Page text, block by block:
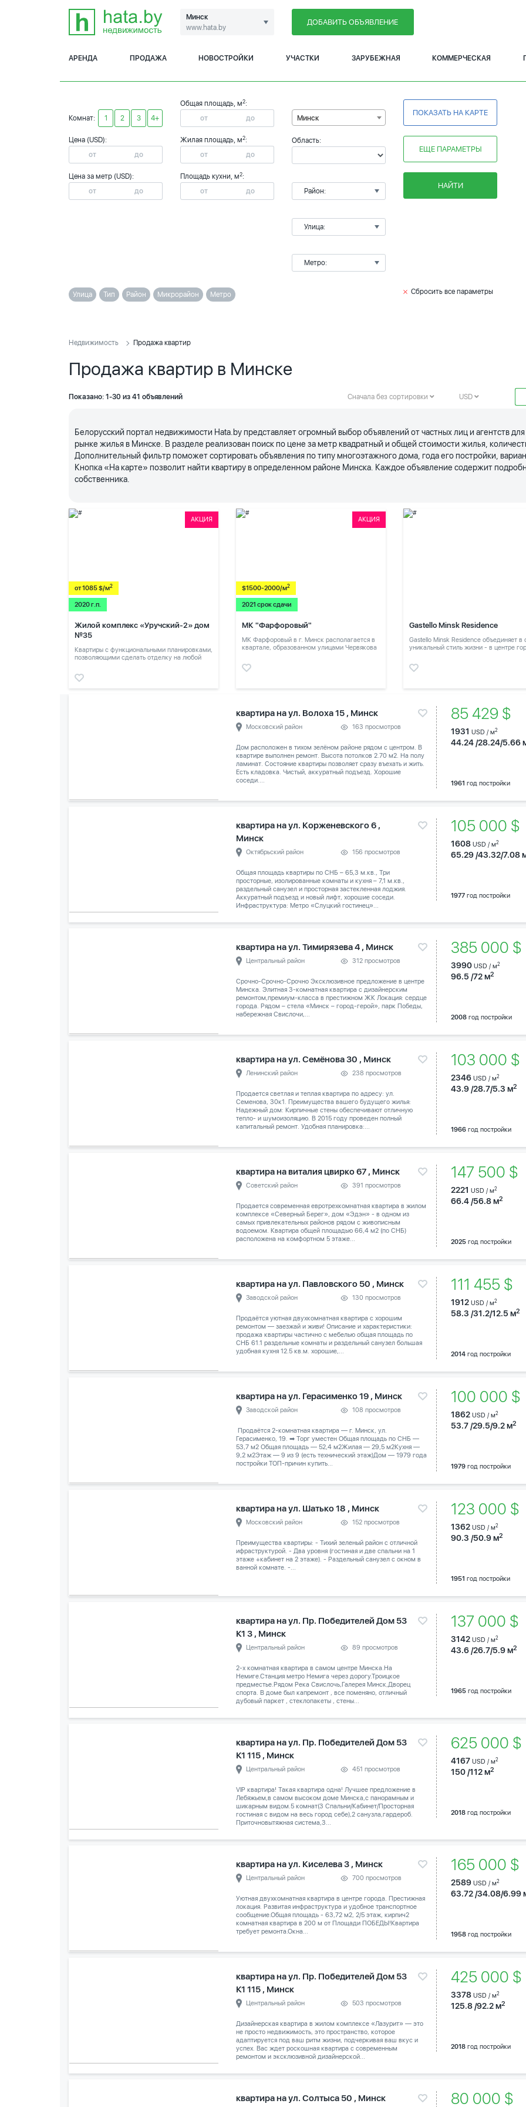
Минск
www.hata.by
ДОБАВИТЬ ОБЪЯВЛЕНИЕ
АРЕНДА ПРОДАЖА НОВОСТРОЙКИ УЧАСТКИ ЗАРУБЕЖНАЯ КОММЕРЧЕСКАЯ
Комнат: 1 2 3 4+
Цена (USD):
Цена за метр (USD):
Общая площадь, м2:
Жилая площадь, м2:
Площадь кухни, м2:
Минск
Область:
Район:
Улица:
Метро:
ПОКАЗАТЬ НА КАРТЕ
ЕЩЕ ПАРАМЕТРЫ
НАЙТИ
Улица Тип Район Микрорайон Метро Сбросить все параметры
Недвижимость Продажа квартир
Продажа квартир в Минске
Показано: 1-30 из 41 объявлений Сначала без сортировки USD
Белорусский портал недвижимости Hata.by представляет огромный выбор объявлений от частных лиц и агентств
рынке жилья в Минске. В разделе реализован поиск по цене за метр квадратный и общей стоимости жилья,
Дополнительный фильтр поможет сортировать объявления по типу многоэтажного дома, года его постройки,
Кнопка «На карте» позволит найти квартиру в определенном районе Минска. Каждое объявление содержит
собственника.
АКЦИЯ
от 1085 $/м2
2020 г.п.
Жилой комплекс «Уручский-2» дом
№35
Квартиры с функциональными планировками,
позволяющими сделать отделку на любой
АКЦИЯ
$1500-2000/м2
2021 срок сдачи
МК "Фарфоровый"
МК Фарфоровый в г. Минск располагается в
квартале, образованном улицами Червякова
Gastello Minsk Residence
Gastello Minsk Residence объединяет в
уникальный стиль жизни - в центре
квартира на ул. Волоха 15 , Минск
Московский район 163 просмотров
Дом расположен в тихом зелёном районе рядом с центром. В
квартире выполнен ремонт. Высота потолков 2.70 м2. На полу
ламинат. Состояние квартиры позволяет сразу въехать и жить.
Есть кладовка. Чистый, аккуратный подъезд. Хорошие
соседи....
85 429 $
1931 USD / м2
44.24 /28.24/5.66
1961 год постройки
квартира на ул. Корженевского 6 ,
Минск
Октябрьский район 156 просмотров
Общая площадь квартиры по СНБ – 65,3 м.кв., Три
просторные, изолированные комнаты и кухня – 7,1 м.кв.,
раздельный санузел и просторная застекленная лоджия.
Аккуратный подъезд и новый лифт, хорошие соседи.
Инфраструктура: Метро «Слуцкий гостинец»...
105 000 $
1608 USD / м2
65.29 /43.32/7.08
1977год постройки
квартира на ул. Тимирязева 4 , Минск
Центральный район 312 просмотров
Срочно-Срочно-Срочно Эксклюзивное предложение в центре
Минска. Элитная 3-комнатная квартира с дизайнерским
ремонтом,премиум-класса в престижном ЖК Локация: сердце
города. Рядом – стела «Минск – город-герой», парк Победы,
набережная Свислочи,...
385 000
3990 USD / м2
96.5 /72 м2
2008год постройки
квартира на ул. Семёнова 30 , Минск
Ленинский район 238 просмотров
Продается светлая и теплая квартира по адресу: ул.
Семенова, 30к1. Преимущества вашего будущего жилья:
Надежный дом: Кирпичные стены обеспечивают отличную
тепло- и шумоизоляцию. В 2015 году проведен полный
капитальный ремонт. Удобная планировка:...
103 000 $
2346 USD / м2
43.9 /28.7/5.3 м2
1966год постройки
квартира на виталия цвирко 67 , Минск
Советский район 391 просмотров
Продается современная евротрехкомнатная квартира в жилом
комплексе «Северный Берег», дом «Эдэн» - в одном из
самых привлекательных районов рядом с живописным
водоемом. Квартира общей площадью 66,4 м2 (по СНБ)
расположена на комфортном 5 этаже...
147 500 $
2221 USD / м2
66.4 /56.8 м2
2025год постройки
квартира на ул. Павловского 50 , Минск
Заводской район 130 просмотров
Продаётся уютная двухкомнатная квартира с хорошим
ремонтом — заезжай и живи! Описание и характеристики:
продажа квартиры частично с мебелью общая площадь по
СНБ 61.1 раздельные комнаты и раздельный санузел большая
удобная кухня 12.5 кв.м. хорошие,...
111 455 $
1912 USD / м2
58.3 /31.2/12.5 м2
2014год постройки
квартира на ул. Герасименко 19 , Минск
Заводской район 108 просмотров
️ Продаётся 2-комнатная квартира — г. Минск, ул.
Герасименко, 19. ➡ Торг уместен Общая площадь по СНБ —
53,7 м2 Общая площадь — 52,4 м2Жилая — 29,5 м2Кухня —
9,2 м2Этаж — 9 из 9 (есть технический этаж)Дом — 1979 года
постройки ТОП-причин купить...
100 000
1862 USD / м2
53.7 /29.5/9.2 м2
1979год постройки
квартира на ул. Шатько 18 , Минск
Московский район 152 просмотров
Преимущества квартиры: - Тихий зеленый район с отличной
ифраструктурой. - Два уровня (гостиная и две спальни на 1
этаже +кабинет на 2 этаже). - Раздельный санузел с окном в
ванной комнате. -...
123 000 $
1362 USD / м2
90.3 /50.9 м2
1951 год постройки
квартира на ул. Пр. Победителей Дом 53
К1 3 , Минск
Центральный район 89 просмотров
2-х комнатная квартира в самом центре Минска.На
Немиге.Станция метро Немига через дорогу.Троицкое
предместье.Рядом Река Свислочь,Галерея Минск,Дворец
спорта. В доме был капремонт , все поменяно, отличный
дубовый паркет , стеклопакеты , стены...
137 000 $
3142 USD / м2
43.6 /26.7/5.9 м2
1965год постройки
квартира на ул. Пр. Победителей Дом 53
К1 115 , Минск
Центральный район 451 просмотров
VIP квартира! Такая квартира одна! Лучшее предложение в
Лебяжьем,в самом высоком доме Минска,с панорамным и
шикарным видом.5 комнат(3 Спальни/Кабинет/Просторная
гостиная с видом на весь город себе),2 санузла,гардероб.
Приточновытяжная система,3...
625 000
4167 USD / м2
150 /112 м2
2018год постройки
квартира на ул. Киселева 3 , Минск
Центральный район 700 просмотров
Уютная двухкомнатная квартира в центре города. Престижная
локация. Развитая инфраструктура и удобное транспортное
сообщение.Общая площадь - 63,72 м2, 2/5 этаж, кирпич2
комнатная квартира в 200 м от Площади ПОБЕДЫ!Квартира
требует ремонта.Окна...
165 000 $
2589 USD / м2
63.72 /34.08/6.99
1958год постройки
квартира на ул. Пр. Победителей Дом 53
К1 115 , Минск
Центральный район 503 просмотров
Дизайнерская квартира в жилом комплексе «Лазурит» — это
не просто недвижимость, это пространство, которое
адаптируется под ваш ритм жизни, подчеркивая ваш вкус и
успех. Вас ждет роскошная квартира с современным
ремонтом и эксклюзивной дизайнерской...
425 000
3378 USD / м2
125.8 /92.2 м2
2018год постройки
квартира на ул. Солтыса 50 , Минск 80 000 $